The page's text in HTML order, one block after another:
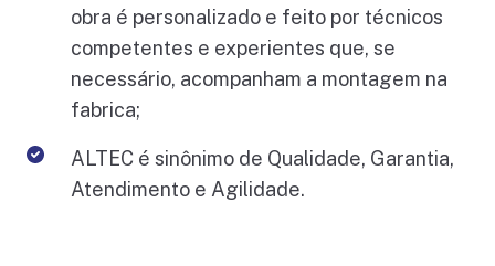
obra é personalizado e feito por técnicos
competentes e experientes que, se
necessário, acompanham a montagem na
fabrica;
ALTEC é sinônimo de Qualidade, Garantia,
Atendimento e Agilidade.